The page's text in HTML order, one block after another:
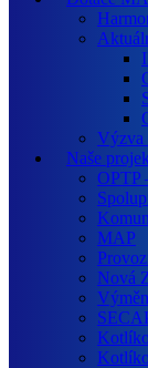
Výzva
Naše
OPTP
MAP
Nová